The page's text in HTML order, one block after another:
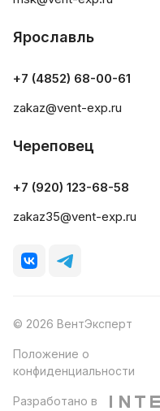
Ярославль
+7 (4852) 68-00-61
zakaz@vent-exp.ru
Череповец
+7 (920) 123-68-58
zakaz35@vent-exp.ru
© 2026 ВентЭксперт
Положение о
конфиденциальности
Разработано в